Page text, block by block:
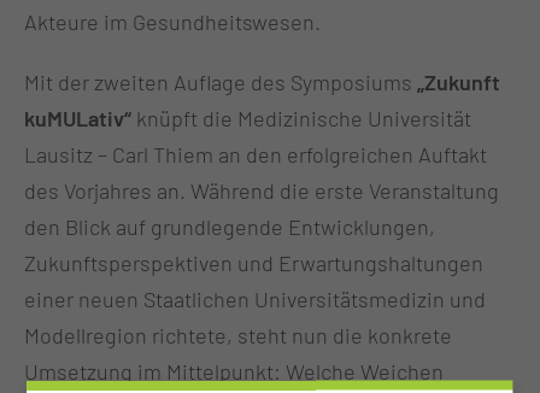
Akteure im Gesundheitswesen.
Mit der zweiten Auflage des Symposiums „Zukunft
kuMULativ“ knüpft die Medizinische Universität
Lausitz – Carl Thiem an den erfolgreichen Auftakt
des Vorjahres an. Während die erste Veranstaltung
den Blick auf grundlegende Entwicklungen,
Zukunftsperspektiven und Erwartungshaltungen
einer neuen Staatlichen Universitätsmedizin und
Modellregion richtete, steht nun die konkrete
Umsetzung im Mittelpunkt: Welche Weichen